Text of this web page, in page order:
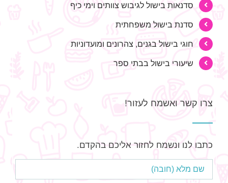
סדנאות בישול לגיבוש צוותים וימי כיף
סדנת בישול משפחתית
חוגי בישול בגנים, צהרונים ומועדוניות
שיעורי בישול בבתי ספר
צרו קשר ואשמח לעזור!
כתבו לנו ונשמח לחזור אליכם בהקדם.